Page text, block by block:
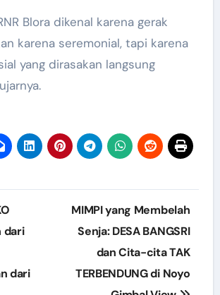
Blora dikenal karena gerak
karena seremonial, tapi karena
yang dirasakan langsung
dari
dari
MIMPI yang Membelah
Senja: DESA BANGSRI
dan Cita-cita TAK
TERBENDUNG di Noyo